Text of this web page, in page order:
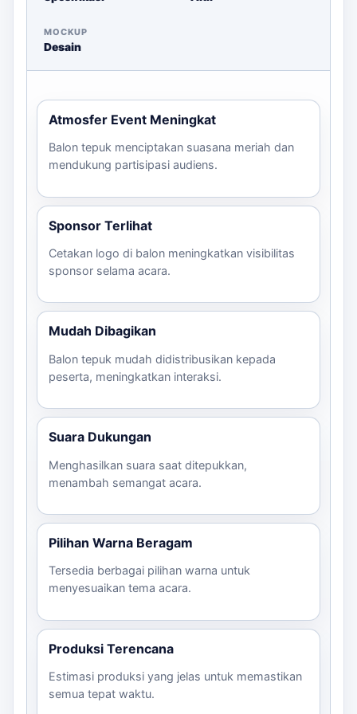
melihat opsi layanan lain sebelum finalisasi kebutuhan.
Jumlah peserta dan distribusi balon di venue
File desain logo dan warna yang diinginkan
Estimasi deadline untuk produksi dan pengiriman
Hubungi kami untuk konsultasi lebih lanjut mengenai
desain dan estimasi harga melalui WhatsApp!
MOCKUP
Desain
Atmosfer Event Meningkat
Balon tepuk menciptakan suasana meriah dan
mendukung partisipasi audiens.
Sponsor Terlihat
Cetakan logo di balon meningkatkan visibilitas
sponsor selama acara.
Mudah Dibagikan
Balon tepuk mudah didistribusikan kepada
peserta, meningkatkan interaksi.
Suara Dukungan
Menghasilkan suara saat ditepukkan,
menambah semangat acara.
Pilihan Warna Beragam
Tersedia berbagai pilihan warna untuk
menyesuaikan tema acara.
Produksi Terencana
Estimasi produksi yang jelas untuk memastikan
semua tepat waktu.